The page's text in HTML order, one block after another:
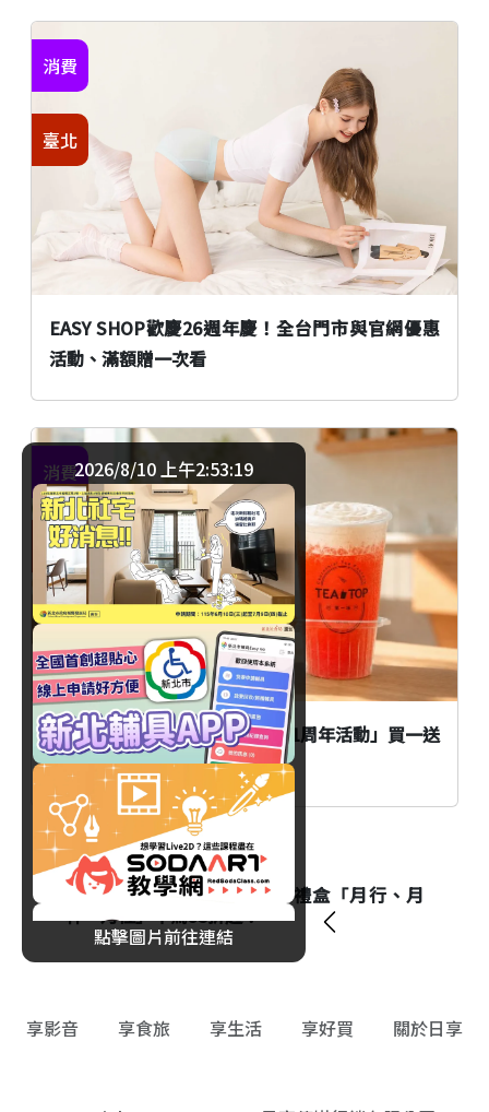
EASY SHOP歡慶26週年慶！全台門市與官網優惠
活動、滿額贈一次看
消費
臺北
TEA TOP第一味「新品優惠、21周年活動」買一送
一與折扣優惠一次看！
消費
臺北
消費
望月推出2026中秋台灣獨家禮盒「月行、月
杵、月桂」早鳥95折起！
2026/8/10 上午2:53:19
點擊圖片前往連結
享影音 享食旅 享生活 享好買 關於日享